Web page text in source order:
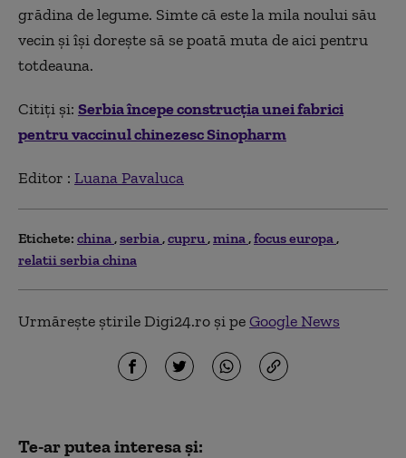
grădina de legume. Simte că estela mila noului său
vecin și își dorește să se poată muta de aici pentru
totdeauna.
Citiți și: Serbia începe construcția unei fabrici
pentru vaccinul chinezesc Sinopharm
Editor : Luana Pavaluca
Etichete: china serbia cupru mina focus europa
relatii serbia china
Urmărește știrile Digi24.ro și peGoogle News
Te-ar putea interesa și: